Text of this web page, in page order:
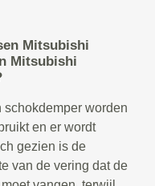
Mitsubishi
Mitsubishi
schokdemper worden
en er wordt
gezien is de
van de vering dat de